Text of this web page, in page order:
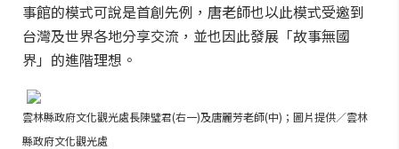
事館的模式可說是首創先例，唐老師也以此模式受邀到
台灣及世界各地分享交流，並也因此發展「故事無國
界」的進階理想。
雲林縣政府文化觀光處長陳璧君(右一)及唐麗芳老師(中)；圖片提供／雲林
縣政府文化觀光處